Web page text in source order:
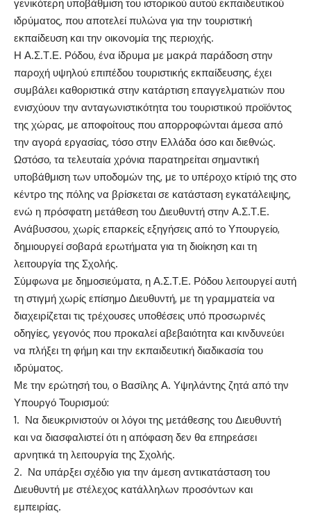
γενικότερη υποβάθμιση του ιστορικού αυτού εκπαιδευτικού
ιδρύματος, που αποτελεί πυλώνα για την τουριστική
εκπαίδευση και την οικονομία της περιοχής.
Η Α.Σ.Τ.Ε. Ρόδου, ένα ίδρυμα με μακρά παράδοση στην
παροχή υψηλού επιπέδου τουριστικής εκπαίδευσης, έχει
συμβάλει καθοριστικά στην κατάρτιση επαγγελματιών που
ενισχύουν την ανταγωνιστικότητα του τουριστικού προϊόντος
της χώρας, με αποφοίτους που απορροφώνται άμεσα από
την αγορά εργασίας, τόσο στην Ελλάδα όσο και διεθνώς.
Ωστόσο, τα τελευταία χρόνια παρατηρείται σημαντική
υποβάθμιση των υποδομών της, με το υπέροχο κτίριό της στο
κέντρο της πόλης να βρίσκεται σε κατάσταση εγκατάλειψης,
ενώ η πρόσφατη μετάθεση του Διευθυντή στην Α.Σ.Τ.Ε.
Ανάβυσσου, χωρίς επαρκείς εξηγήσεις από το Υπουργείο,
δημιουργεί σοβαρά ερωτήματα για τη διοίκηση και τη
λειτουργία της Σχολής.
Σύμφωνα με δημοσιεύματα, η Α.Σ.Τ.Ε. Ρόδου λειτουργεί αυτή
τη στιγμή χωρίς επίσημο Διευθυντή, με τη γραμματεία να
διαχειρίζεται τις τρέχουσες υποθέσεις υπό προσωρινές
οδηγίες, γεγονός που προκαλεί αβεβαιότητα και κινδυνεύει
να πλήξει τη φήμη και την εκπαιδευτική διαδικασία του
ιδρύματος.
Με την ερώτησή του, ο Βασίλης Α. Υψηλάντης ζητά από την
Υπουργό Τουρισμού:
1. Να διευκρινιστούν οι λόγοι της μετάθεσης του Διευθυντή
και να διασφαλιστεί ότι η απόφαση δεν θα επηρεάσει
αρνητικά τη λειτουργία της Σχολής.
2. Να υπάρξει σχέδιο για την άμεση αντικατάσταση του
Διευθυντή με στέλεχος κατάλληλων προσόντων και
εμπειρίας.